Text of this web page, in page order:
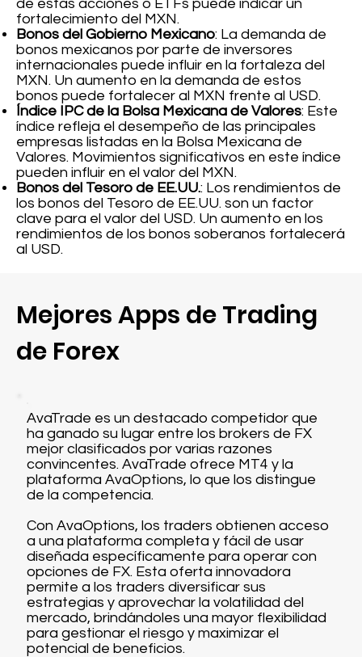
de estas acciones o ETFs puede indicar un
fortalecimiento del MXN.
Bonos del Gobierno Mexicano: La demanda de
bonos mexicanos por parte de inversores
internacionales puede influir en la fortaleza del
MXN. Un aumento en la demanda de estos
bonos puede fortalecer al MXN frente al USD.
Índice IPC de la Bolsa Mexicana de Valores: Este
índice refleja el desempeño de las principales
empresas listadas en la Bolsa Mexicana de
Valores. Movimientos significativos en este índice
pueden influir en el valor del MXN.
Bonos del Tesoro de EE.UU.: Los rendimientos de
los bonos del Tesoro de EE.UU. son un factor
clave para el valor del USD. Un aumento en los
rendimientos de los bonos soberanos fortalecerá
al USD.
Mejores Apps de Trading
de Forex
AvaTrade es un destacado competidor que
ha ganado su lugar entre los brokers de FX
mejor clasificados por varias razones
convincentes. AvaTrade ofrece MT4 y la
plataforma AvaOptions, lo que los distingue
de la competencia.
Con AvaOptions, los traders obtienen acceso
a una plataforma completa y fácil de usar
diseñada específicamente para operar con
opciones de FX. Esta oferta innovadora
permite a los traders diversificar sus
estrategias y aprovechar la volatilidad del
mercado, brindándoles una mayor flexibilidad
para gestionar el riesgo y maximizar el
potencial de beneficios.